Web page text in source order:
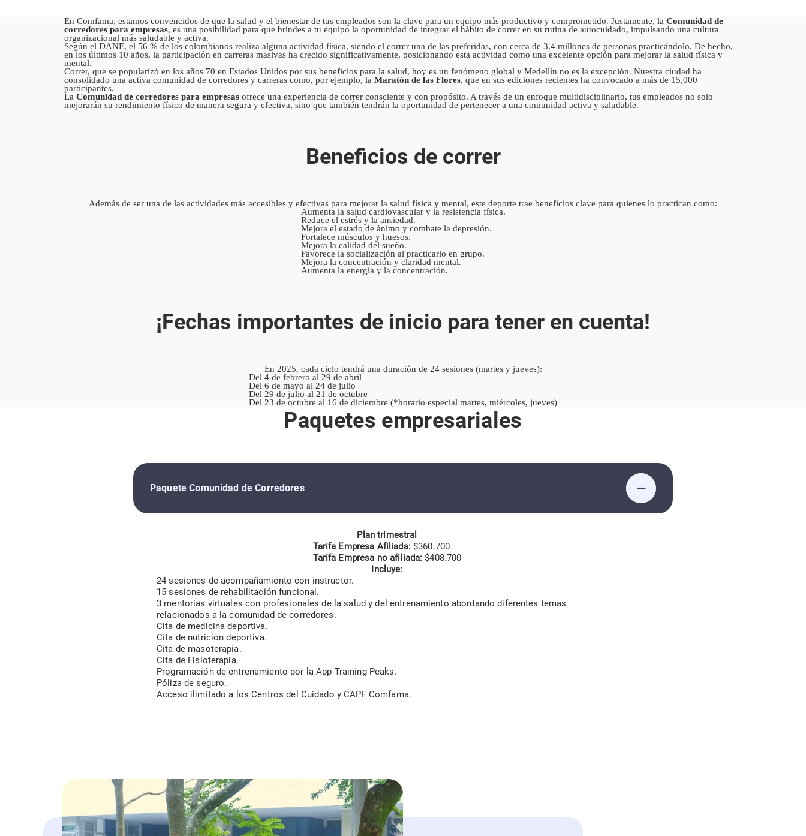
En Comfama, estamos convencidos de que la salud y el bienestar de tus empleados son la clave para un equipo más productivo y comprometido. Justamente, la Comunidad de
corredores para empresas, es una posibilidad para que brindes a tu equipo la oportunidad de integrar el hábito de correr en su rutina de autocuidado, impulsando una cultura
organizacional más saludable y activa.
Según el DANE, el 56 % de los colombianos realiza alguna actividad física, siendo el correr una de las preferidas, con cerca de 3,4 millones de personas practicándolo. De hecho,
en los últimos 10 años, la participación en carreras masivas ha crecido significativamente, posicionando esta actividad como una excelente opción para mejorar la salud física y
mental.
Correr, que se popularizó en los años 70 en Estados Unidos por sus beneficios para la salud, hoy es un fenómeno global y Medellín no es la excepción. Nuestra ciudad ha
consolidado una activa comunidad de corredores y carreras como, por ejemplo, la Maratón de las Flores, que en sus ediciones recientes ha convocado a más de 15,000
participantes.
La Comunidad de corredores para empresasofrece una experiencia de correr consciente y con propósito. A través de un enfoque multidisciplinario, tus empleados no solo
mejorarán su rendimiento físico de manera segura y efectiva, sino que también tendrán la oportunidad de pertenecer a una comunidad activa y saludable.
Beneficios de correr
Además de ser una de las actividades más accesibles y efectivas para mejorar la salud física y mental, este deporte trae beneficios clave para quienes lo practican como:
Aumenta la salud cardiovascular y la resistencia física.
Reduce el estrés y la ansiedad.
Mejora el estado de ánimo y combate la depresión.
Fortalece músculos y huesos.
Mejora la calidad del sueño.
Favorece la socialización al practicarlo en grupo.
Mejora la concentración y claridad mental.
Aumenta la energía y la concentración.
¡Fechas importantes de inicio para tener en cuenta!
En 2025, cada ciclo tendrá una duración de 24 sesiones (martes y jueves):
Del 4 de febrero al 29 de abril
Del 6 de mayo al 24 de julio
Del 29 de julio al 21 de octubre
Del 23 de octubre al 16 de diciembre (*horario especial martes, miércoles, jueves)
Paquetes empresariales
Paquete Comunidad de Corredores
Plan trimestral
Tarifa Empresa Afiliada:$360.700
Tarifa Empresa no afiliada: $408.700
Incluye:
24 sesiones de acompañamiento con instructor.
15 sesiones de rehabilitación funcional.
3 mentorías virtuales con profesionales de la salud y del entrenamiento abordando diferentes temas
relacionados a la comunidad de corredores.
Cita de medicina deportiva.
Cita de nutrición deportiva.
Cita de masoterapia.
Cita de Fisioterapia.
Programación de entrenamiento por la App Training Peaks.
Póliza de seguro.
Acceso ilimitado a los Centros del Cuidado y CAPF Comfama.